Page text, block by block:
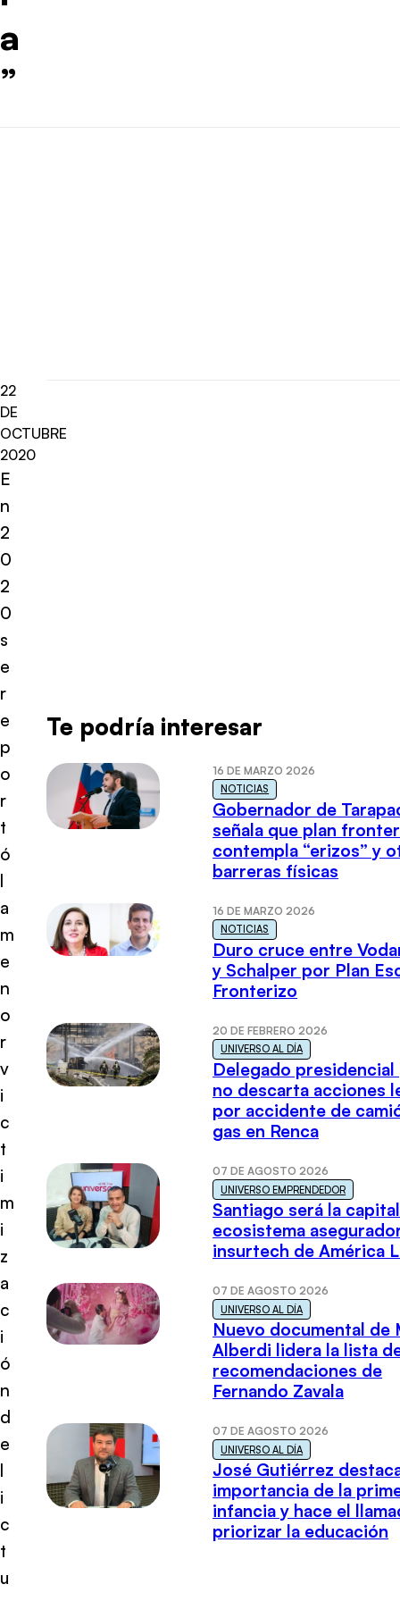
a
”
22
DE
OCTUBRE
2020
E
n
2
0
2
0
s
e
r
e
p
o
r
t
ó
l
a
m
e
n
o
r
v
i
c
t
i
m
i
z
a
c
i
ó
n
d
e
l
i
c
t
u
Te podría interesar
16 DE MARZO 2026
NOTICIAS
Gobernador de
señala que plan
contempla “erizos” y
barreras físicas
16 DE MARZO 2026
NOTICIAS
Duro cruce entre
y Schalper por Plan
Fronterizo
20 DE FEBRERO 2026
UNIVERSO AL DÍA
Delegado presidencial
no descarta acciones
por accidente de
gas en Renca
07 DE AGOSTO 2026
UNIVERSO EMPRENDEDOR
Santiago será la
ecosistema
insurtech de América
07 DE AGOSTO 2026
UNIVERSO AL DÍA
Nuevo documental de
Alberdi lidera la lista
recomendaciones de
Fernando Zavala
07 DE AGOSTO 2026
UNIVERSO AL DÍA
José Gutiérrez
importancia de la
infancia y hace el
priorizar la educación